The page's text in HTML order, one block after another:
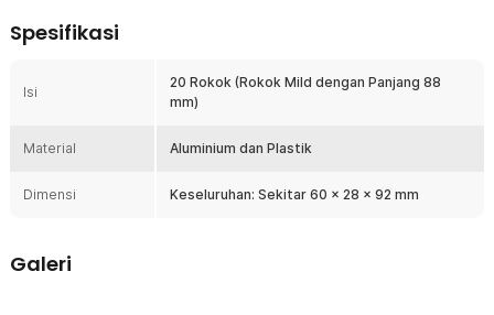
moisture proof, dan desain minimalis yang mudah dibawa. Bisa langsung
Kapasitas Besar
dengan panjang 88 mm. Anda bahkan bisa memasukkan seluruh
Jaga Kualitas Rokok
Spesifikasi
Isi
20 Rokok (Rokok Mild dengan Panjang 88
mm)
Material Aluminium dan Plastik
Dimensi Keseluruhan: Sekitar 60 x 28 x 92 mm
Galeri